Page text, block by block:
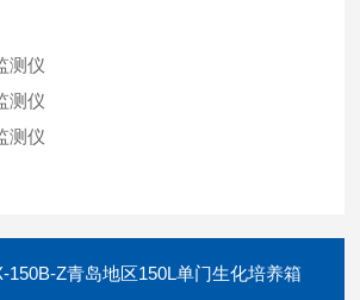
150B-Z青岛地区150L单门生化培养箱